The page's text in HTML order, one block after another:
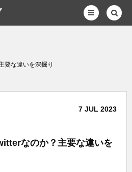
要な違いを深掘り
7 JUL 2023
なのか？主要な違いを